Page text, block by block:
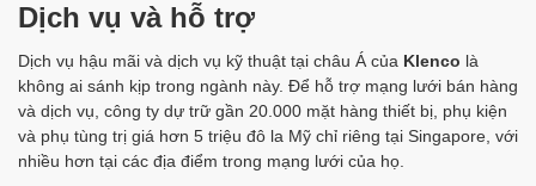
Dịch vụ và hỗ trợ
Dịch vụ hậu mãi và dịch vụ kỹ thuật tại châu Á của Klenco là
không ai sánh kịp trong ngành này. Để hỗ trợ mạng lưới bán hàng
và dịch vụ, công ty dự trữ gần 20.000 mặt hàng thiết bị, phụ kiện
và phụ tùng trị giá hơn 5 triệu đô la Mỹ chỉ riêng tại Singapore, với
nhiều hơn tại các địa điểm trong mạng lưới của họ.